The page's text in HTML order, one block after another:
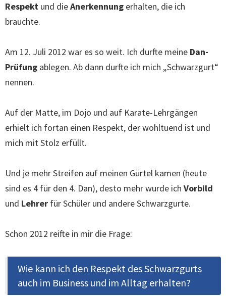
Respekt und dieAnerkennung erhalten, die ich
brauchte.
Am 12. Juli 2012 war es so weit. Ich durfte meine Dan-
Prüfung ablegen. Ab dann durfte ich mich „Schwarzgurt“
nennen.
Auf der Matte, im Dojo und auf Karate-Lehrgängen
erhielt ich fortan einen Respekt, der wohltuend ist und
mich mit Stolz erfüllt.
Und je mehr Streifen auf meinen Gürtel kamen (heute
sind es 4 für den 4. Dan), desto mehr wurde ich Vorbild
und Lehrer für Schüler und andere Schwarzgurte.
Schon 2012 reifte in mir die Frage:
Wie kann ich den Respekt des Schwarzgurts
auch im Business und im Alltag erhalten?